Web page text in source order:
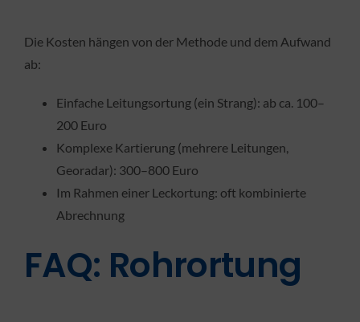
Die Kosten hängen von der Methode und dem Aufwand
ab:
Einfache Leitungsortung (ein Strang): ab ca. 100–
200 Euro
Komplexe Kartierung (mehrere Leitungen,
Georadar): 300–800 Euro
Im Rahmen einer Leckortung: oft kombinierte
Abrechnung
FAQ: Rohrortung